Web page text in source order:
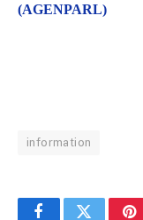
(AGENPARL)
information